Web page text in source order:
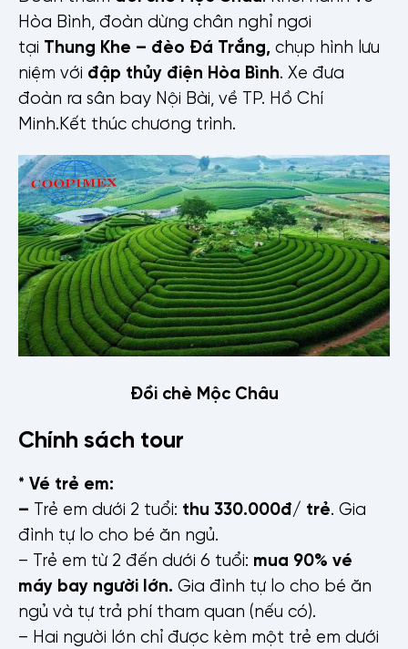
Hòa Bình, đoàn dừng chân nghỉ ngơi
tại Thung Khe – đèo Đá Trắng, chụp hình lưu
niệm với đập thủy điện Hòa Bình. Xe đưa
đoàn ra sân bay Nội Bài, về TP. Hồ Chí
Minh.Kết thúc chương trình.
Đồi chè Mộc Châu
Chính sách tour
* Vé trẻ em:
– Trẻ em dưới 2 tuổi: thu 330.000đ/ trẻ. Gia
đình tự lo cho bé ăn ngủ.
– Trẻ em từ 2 đến dưới 6 tuổi: mua 90% vé
máy bay người lớn. Gia đình tự lo cho bé ăn
ngủ và tự trả phí tham quan (nếu có).
– Hai người lớn chỉ được kèm một trẻ em dưới
Họ tên
Số điện thoại
Email